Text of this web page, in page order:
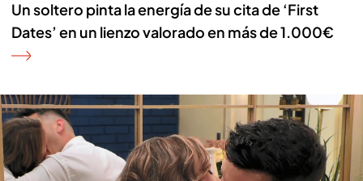
Un soltero pinta la energía de su cita de ‘First
Dates’ en un lienzo valorado en más de 1.000€